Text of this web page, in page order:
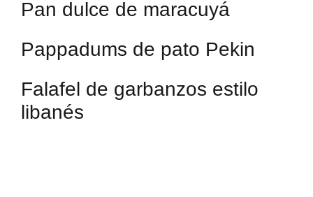
Pan dulce de maracuyá
Pappadums de pato Pekin
Falafel de garbanzos estilo
libanés